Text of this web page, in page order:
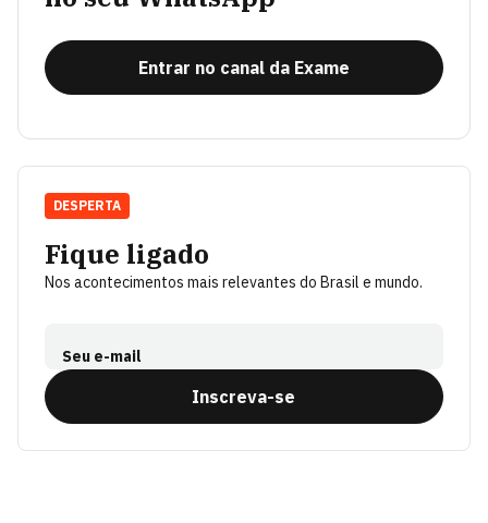
Entrar no canal da Exame
Fique ligado
Nos acontecimentos mais relevantes do Brasil e mundo.
Seu e-mail
Inscreva-se
DESPERTA